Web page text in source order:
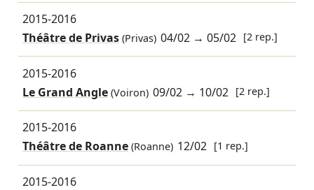
2015-2016
Théâtre de Privas(Privas) 04/02 →05/02 [2 rep.]
2015-2016
Le Grand Angle(Voiron) 09/02 → 10/02 [2 rep.]
2015-2016
Théâtre de Roanne(Roanne) 12/02 [1 rep.]
2015-2016